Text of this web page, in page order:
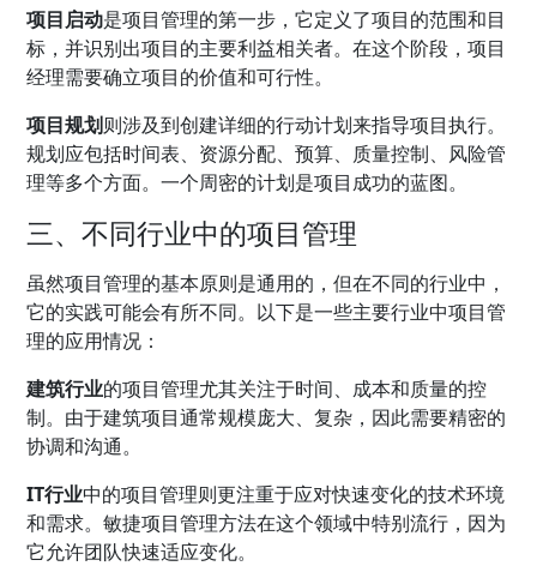
项目启动是项目管理的第一步，它定义了项目的范围和目
标，并识别出项目的主要利益相关者。在这个阶段，项目
经理需要确立项目的价值和可行性。
项目规划则涉及到创建详细的行动计划来指导项目执行。
规划应包括时间表、资源分配、预算、质量控制、风险管
理等多个方面。一个周密的计划是项目成功的蓝图。
三、不同行业中的项目管理
虽然项目管理的基本原则是通用的，但在不同的行业中，
它的实践可能会有所不同。以下是一些主要行业中项目管
理的应用情况：
建筑行业的项目管理尤其关注于时间、成本和质量的控
制。由于建筑项目通常规模庞大、复杂，因此需要精密的
协调和沟通。
IT行业中的项目管理则更注重于应对快速变化的技术环境
和需求。敏捷项目管理方法在这个领域中特别流行，因为
它允许团队快速适应变化。